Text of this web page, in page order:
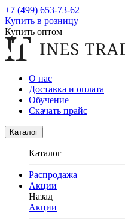
+7 (499) 653-73-62
Купить в розницу
Купить оптом
О нас
Доставка и оплата
Обучение
Скачать прайс
Каталог
Каталог
Распродажа
Акции
Назад
Акции